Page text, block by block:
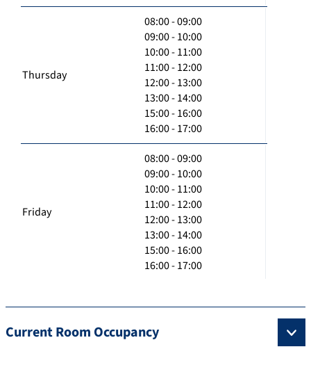
Thursday
08:00 - 09:00
09:00 - 10:00
10:00 - 11:00
11:00 - 12:00
12:00 - 13:00
13:00 - 14:00
15:00 - 16:00
16:00 - 17:00
Friday
08:00 - 09:00
09:00 - 10:00
10:00 - 11:00
11:00 - 12:00
12:00 - 13:00
13:00 - 14:00
15:00 - 16:00
16:00 - 17:00
Current Room Occupancy